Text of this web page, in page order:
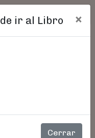
ir al Libro ×
Cerrar